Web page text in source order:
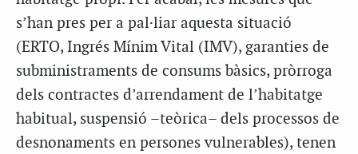
s’han pres per a pal·liar aquesta situació
(ERTO, Ingrés Mínim Vital (IMV), garanties de
subministraments de consums bàsics, pròrroga
dels contractes d’arrendament de l’habitatge
habitual, suspensió –teòrica– dels processos de
desnonaments en persones vulnerables), tenen